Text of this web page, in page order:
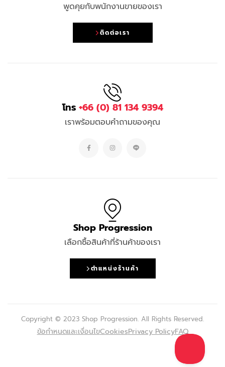
พูดคุยกับพนักงานขายของเรา
ติดต่อเรา
โทร +66 (0) 81 134 9394
เราพร้อมตอบคำถามของคุณ
Shop Progression
เลือกซื้อสินค้าที่ร้านค้าของเรา
ตำแหน่งร้านค้า
Copyright © 2023 Shop Progression. All Rights Reserved.
ข้อกำหนดและเงื่อนไขCookiesPrivacy PolicyFAQ